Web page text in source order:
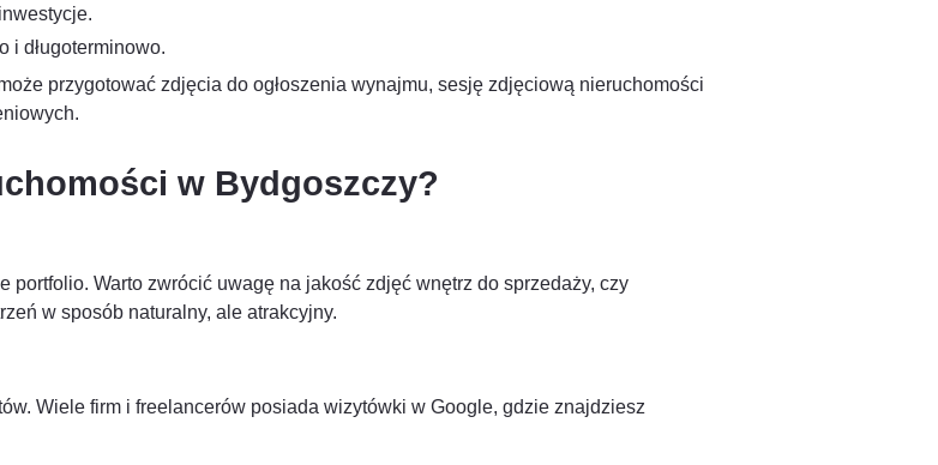
i długoterminowo.
przygotować zdjęcia do ogłoszenia wynajmu, sesję zdjęciową nieruchomości
w Bydgoszczy?
portfolio. Warto zwrócić uwagę na jakość zdjęć wnętrz do sprzedaży, czy
w sposób naturalny, ale atrakcyjny.
Wiele firm i freelancerów posiada wizytówki w Google, gdzie znajdziesz